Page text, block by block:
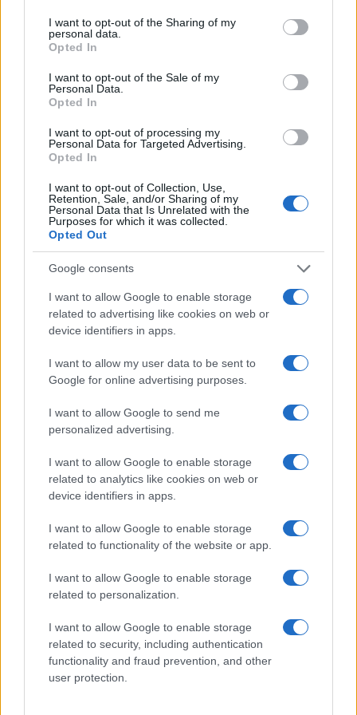
not limited to your visit or usage behaviour. You may click to
grant or deny consent to Google and its third-party tags to
use your data for below specified purposes in below Google
consent section.
I want to opt-out of the Sharing of my
personal data.
Opted In
I want to opt-out of the Sale of my
Personal Data.
Opted In
I want to opt-out of processing my
Personal Data for Targeted Advertising.
Opted In
I want to opt-out of Collection, Use,
Retention, Sale, and/or Sharing of my
Personal Data that Is Unrelated with the
Purposes for which it was collected.
Opted Out
Google consents
I want to allow Google to enable storage
related to advertising like cookies on web or
device identifiers in apps.
I want to allow my user data to be sent to
Google for online advertising purposes.
I want to allow Google to send me
personalized advertising.
I want to allow Google to enable storage
related to analytics like cookies on web or
device identifiers in apps.
I want to allow Google to enable storage
related to functionality of the website or app.
I want to allow Google to enable storage
related to personalization.
I want to allow Google to enable storage
related to security, including authentication
functionality and fraud prevention, and other
user protection.
CALCIO
AS ROMA Mercato: ufficiali tre
29 Febbraio 2020 - 08:40 Eleim 28
La Roma annuncia ufficialmente i riscatti di tre
giocatori. I calciatori in questione sono Gianluca
Mancini, Jordan Veretout e Carles Perez. La
dirigenza della Roma annuncia i riscatti…
Leggi l’articolo →